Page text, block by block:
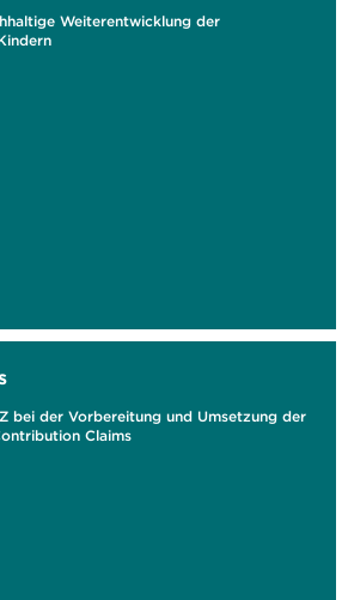
Weiterentwicklung der
bei der Vorbereitung und Umsetzung der
Claims